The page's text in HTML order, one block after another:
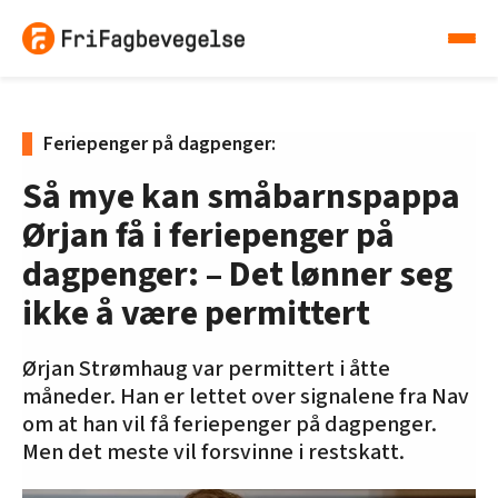
Feriepenger på dagpenger:
Så mye kan småbarnspappa
Ørjan få i feriepenger på
dagpenger: – Det lønner seg
ikke å være permittert
Ørjan Strømhaug var permittert i åtte
måneder. Han er lettet over signalene fra Nav
om at han vil få feriepenger på dagpenger.
Men det meste vil forsvinne i restskatt.